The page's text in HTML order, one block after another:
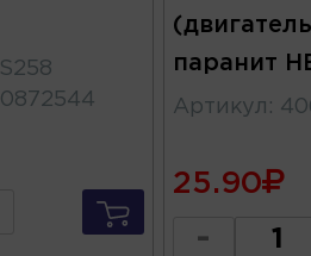
паранит
Артикул :
25.90
-